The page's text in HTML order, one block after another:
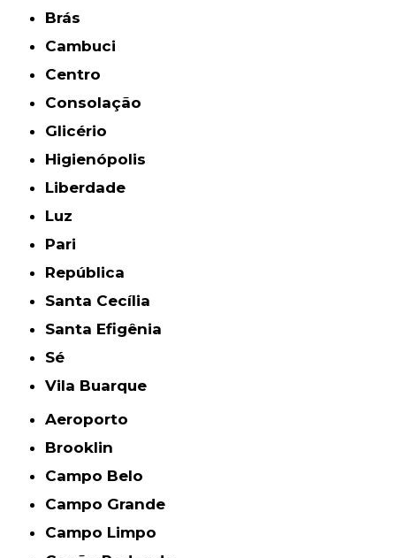
Brás
Cambuci
Centro
Consolação
Glicério
Higienópolis
Liberdade
Luz
Pari
República
Santa Cecília
Santa Efigênia
Sé
Vila Buarque
Aeroporto
Brooklin
Campo Belo
Campo Grande
Campo Limpo